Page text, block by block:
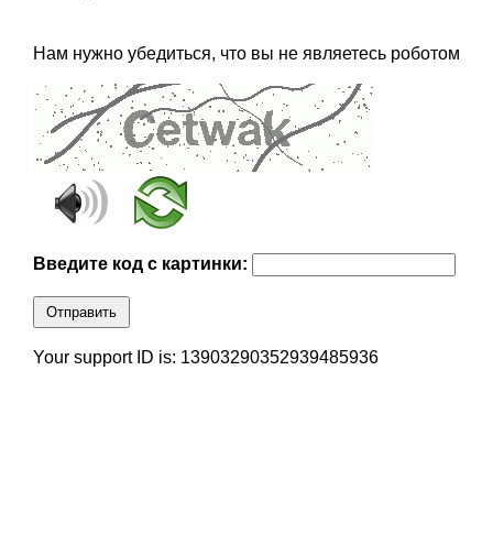
Нам нужно убедиться, что вы не являетесь роботом
Введите код с картинки:
Отправить
Your support ID is: 13903290352939485936